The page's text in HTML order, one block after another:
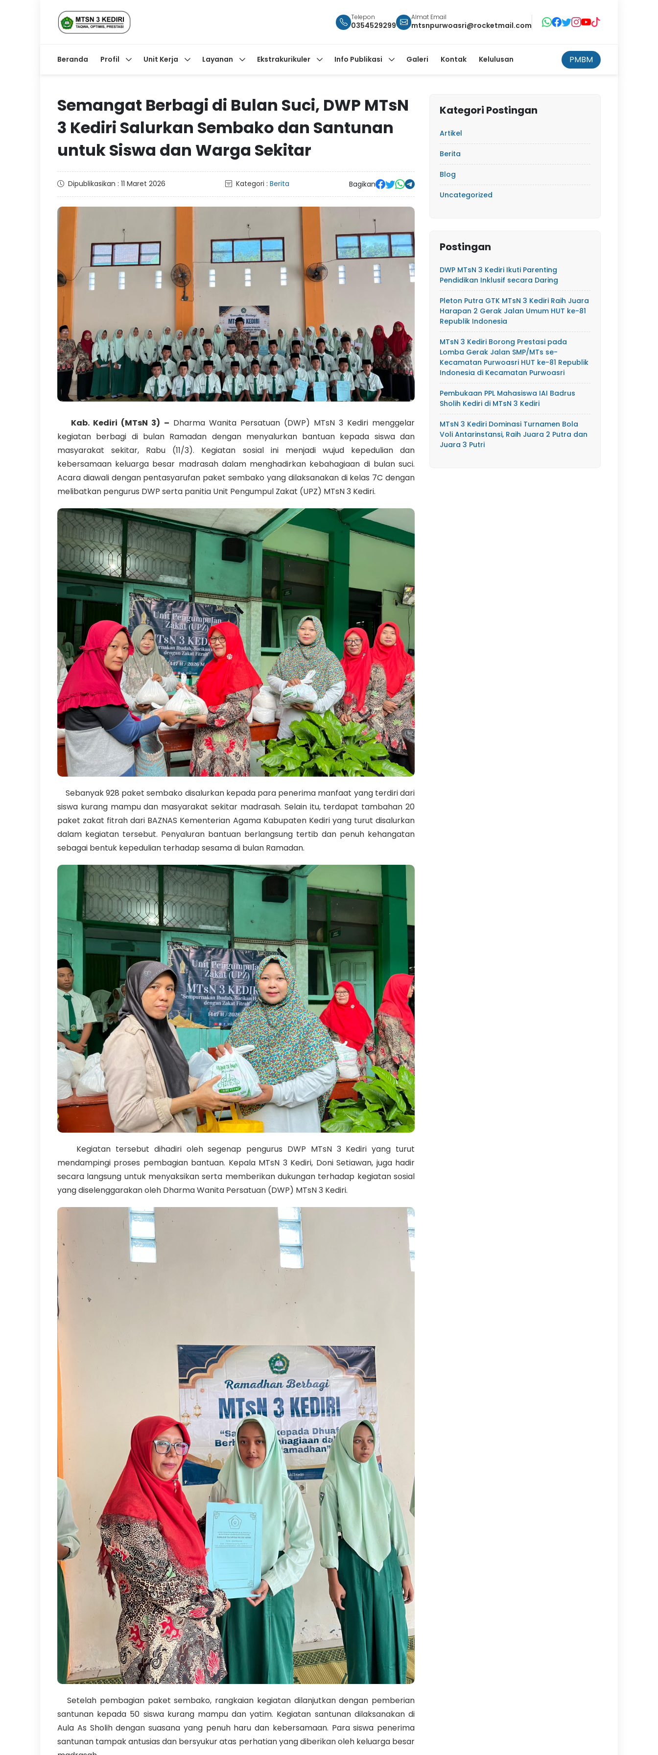
Telepon
0354529299
Almat Email
mtsnpurwoasri@rocketmail.com
Beranda Profil Unit Kerja Layanan Ekstrakurikuler Info Publikasi Galeri Kontak Kelulusan PMBM
Semangat Berbagi di Bulan Suci, DWP MTsN
3 Kediri Salurkan Sembako dan Santunan
untuk Siswa dan Warga Sekitar
Dipublikasikan : 11 Maret 2026 Kategori : Berita Bagikan
Kab. Kediri (MTsN 3) – Dharma Wanita Persatuan (DWP) MTsN 3 Kediri menggelar
kegiatan berbagi di bulan Ramadan dengan menyalurkan bantuan kepada siswa dan
masyarakat sekitar, Rabu (11/3). Kegiatan sosial ini menjadi wujud kepedulian dan
kebersamaan keluarga besar madrasah dalam menghadirkan kebahagiaan di bulan suci.
Acara diawali dengan pentasyarufan paket sembako yang dilaksanakan di kelas 7C dengan
melibatkan pengurus DWP serta panitia Unit Pengumpul Zakat (UPZ) MTsN 3 Kediri.
Sebanyak 928 paket sembako disalurkan kepada para penerima manfaat yang terdiri dari
siswa kurang mampu dan masyarakat sekitar madrasah. Selain itu, terdapat tambahan 20
paket zakat fitrah dari BAZNAS Kementerian Agama Kabupaten Kediri yang turut disalurkan
dalam kegiatan tersebut. Penyaluran bantuan berlangsung tertib dan penuh kehangatan
sebagai bentuk kepedulian terhadap sesama di bulan Ramadan.
Kegiatan tersebut dihadiri oleh segenap pengurus DWP MTsN 3 Kediri yang turut
mendampingi proses pembagian bantuan. Kepala MTsN 3 Kediri, Doni Setiawan, juga hadir
secara langsung untuk menyaksikan serta memberikan dukungan terhadap kegiatan sosial
yang diselenggarakan oleh Dharma Wanita Persatuan (DWP) MTsN 3 Kediri.
Setelah pembagian paket sembako, rangkaian kegiatan dilanjutkan dengan pemberian
santunan kepada 50 siswa kurang mampu dan yatim. Kegiatan santunan dilaksanakan di
Aula As Sholih dengan suasana yang penuh haru dan kebersamaan. Para siswa penerima
santunan tampak antusias dan bersyukur atas perhatian yang diberikan oleh keluarga besar
Kategori Postingan
Artikel
Berita
Blog
Uncategorized
Postingan
DWP MTsN 3 Kediri Ikuti Parenting
Pendidikan Inklusif secara Daring
Pleton Putra GTK MTsN 3 Kediri Raih Juara
Harapan 2 Gerak Jalan Umum HUT ke-81
Republik Indonesia
MTsN 3 Kediri Borong Prestasi pada
Lomba Gerak Jalan SMP/MTs se-
Kecamatan Purwoasri HUT ke-81 Republik
Indonesia di Kecamatan Purwoasri
Pembukaan PPL Mahasiswa IAI Badrus
Sholih Kediri di MTsN 3 Kediri
MTsN 3 Kediri Dominasi Turnamen Bola
Voli Antarinstansi, Raih Juara 2 Putra dan
Juara 3 Putri